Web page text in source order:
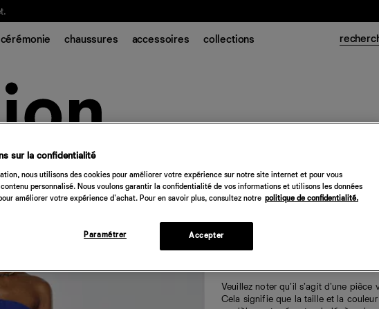
cérémonie chaussures accessoires collections
Robe vintage Hibiscus
748 €
Quantité
Désolé, cet article
Veuillez noter qu'il s'agit d'une pièce
Cela signifie que la taille et la
sur la confidentialité
nous utilisons des cookies pour améliorer votre expérience sur notre site internet et pour vous
personnalisé. Nous voulons garantir la confidentialité de vos informations et utilisons les données
améliorer votre expérience d'achat. Pour en savoir plus, consultez notre politique de confidentialité.
Paramétrer Accepter